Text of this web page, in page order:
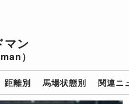
マン
）
距離別 馬場状態別 関連ニ